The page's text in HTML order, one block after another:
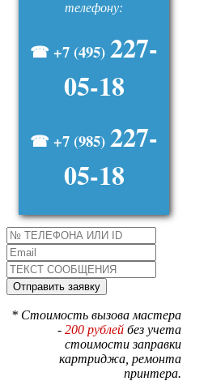
телефону:
☎ +7 (495) 227-
05-18
☎ +7 (985) 227-
05-18
* Стоимость вызова мастера
- 200 рублей без учета
стоимости заправки
картриджа, ремонта
принтера.